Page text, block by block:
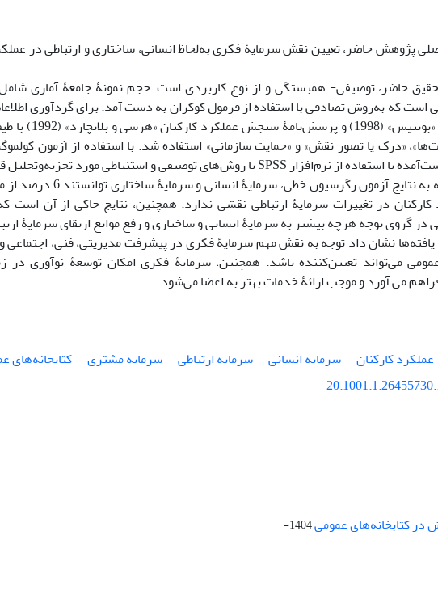
پژوهش حاضر، تعیین نقش سرمایۀ فکری به‌لحاظ انسانی، ساختاری و ارتباطی در
است که به‌روش تصادفی با استفاده از فرمول کوکران به دست آمد. برای گردآوری
سرمایۀ فکری
«درک یا تصور نقش» و «حمایت سازمانی» استفاده شد. با استفاده از آزمون
با استفاده از نرم‌افزارSPSSبا روش­‌های توصیفی و استنباطی مورد تجزیه‌وتحلیل
با توجه به نتایج
کارکنان در تغییرات سرمایۀ ارتباطی نقشی ندارد. همچنین، نتایج حاکی از آن است
در گروی توجه هرچه بیشتر به سرمایۀ انسانی و ساختاری و رفع موانع ارتقای سرمایۀ
یافته‌ها نشان داد توجه به نقش مهم سرمایۀ فکری در پیشرفت مدیریتی، فنی، اجتماعی و
می‌تواند تعیینکننده باشد. همچنین، سرمایۀ فکری امکان توسعۀ نوآوری در
فراهم می آورد و موجب ارائۀ خدمات بهتر به اعضا می‌شود.
عملکرد کارکنان سرمایه انسانی سرمایه ارتباطی سرمایه مشتری کتابخانه‌های
در کتابخانه‌های عمومی
1404-